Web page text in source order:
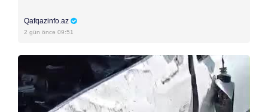
Qafqazinfo.az
2 gün öncə 09:51